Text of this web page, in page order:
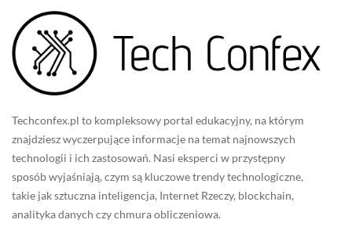
Techconfex.pl to kompleksowy portal edukacyjny, na którym
znajdziesz wyczerpujące informacje na temat najnowszych
technologii i ich zastosowań. Nasi eksperci w przystępny
sposób wyjaśniają, czym są kluczowe trendy technologiczne,
takie jak sztuczna inteligencja, Internet Rzeczy, blockchain,
analityka danych czy chmura obliczeniowa.